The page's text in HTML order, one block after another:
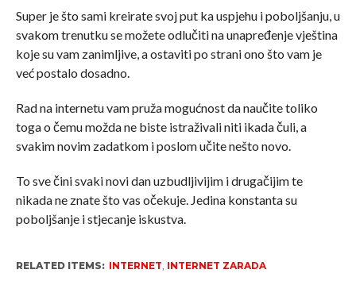
Super je što sami kreirate svoj put ka uspjehu i poboljšanju, u
svakom trenutku se možete odlučiti na unapređenje vještina
koje su vam zanimljive, a ostaviti po strani ono što vam je
već postalo dosadno.
Rad na internetu vam pruža mogućnost da naučite toliko
toga o čemu možda ne biste istraživali niti ikada čuli, a
svakim novim zadatkom i poslom učite nešto novo.
To sve čini svaki novi dan uzbudljivijim i drugačijim te
nikada ne znate što vas očekuje. Jedina konstanta su
poboljšanje i stjecanje iskustva.
RELATED ITEMS: INTERNET INTERNET ZARADA